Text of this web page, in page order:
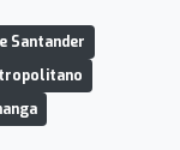
Santander